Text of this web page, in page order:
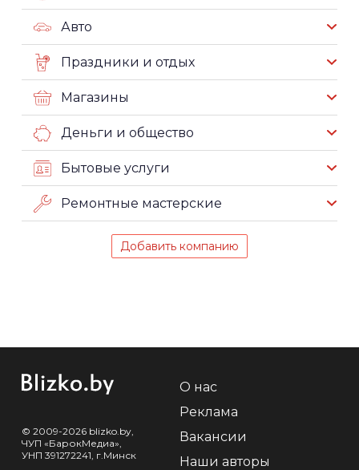
Авто
Праздники и отдых
Магазины
Деньги и общество
Бытовые услуги
Ремонтные мастерские
Добавить компанию
© 2009-2026 blizko.by,
ЧУП «БарокМедиа»,
УНП 391272241, г.Минск
О нас
Реклама
Вакансии
Наши авторы